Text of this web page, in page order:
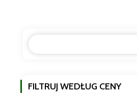
FILTRUJ WEDŁUG CENY